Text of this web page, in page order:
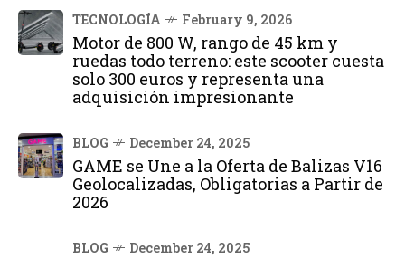
TECNOLOGÍA February 9, 2026
Motor de 800 W, rango de 45 km y
ruedas todo terreno: este scooter cuesta
solo 300 euros y representa una
adquisición impresionante
BLOG December 24, 2025
GAME se Une a la Oferta de Balizas V16
Geolocalizadas, Obligatorias a Partir de
2026
BLOG December 24, 2025